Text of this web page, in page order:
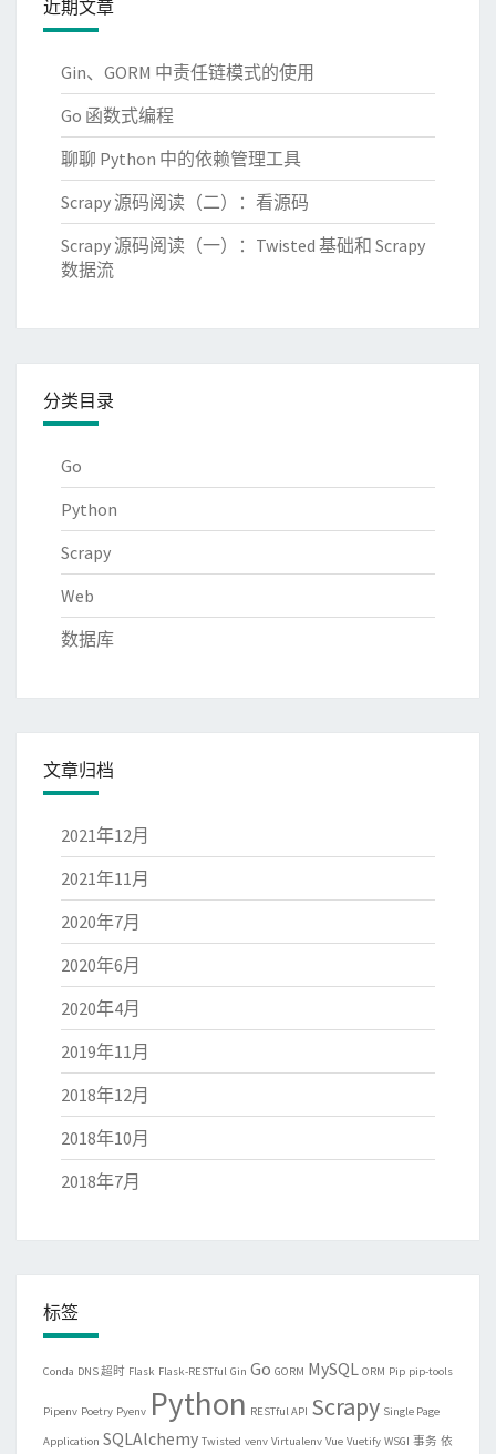
近期文章
Gin、GORM 中责任链模式的使用
Go 函数式编程
聊聊 Python 中的依赖管理工具
Scrapy 源码阅读（二）：看源码
Scrapy 源码阅读（一）：Twisted 基础和 Scrapy
数据流
分类目录
Go
Python
Scrapy
Web
数据库
文章归档
2021年12月
2021年11月
2020年7月
2020年6月
2020年4月
2019年11月
2018年12月
2018年10月
2018年7月
标签
Conda DNS 超时 Flask Flask-RESTful Gin Go GORM MySQL ORM Pip pip-tools
Pipenv Poetry Pyenv Python RESTful API Scrapy Single Page
Application SQLAlchemy Twisted venv Virtualenv Vue Vuetify WSGI 事务 依